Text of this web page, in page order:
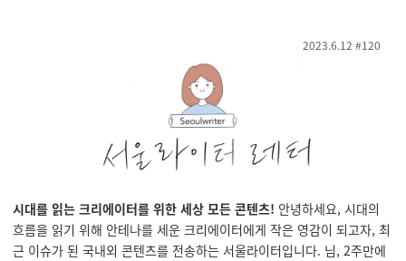
2023.6.12 #120
시대를 읽는 크리에이터를 위한 세상 모든 콘텐츠! 안녕하세요, 시대의
흐름을 읽기 위해 안테나를 세운 크리에이터에게 작은 영감이 되고자, 최
근 이슈가 된 국내외 콘텐츠를 전송하는 서울라이터입니다. 님, 2주만에